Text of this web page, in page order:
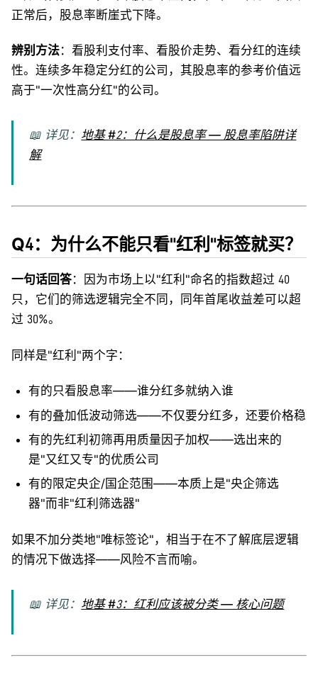
正常后，股息率断崖式下降。
辨别方法：看股利支付率、看股价走势、看分红的连续
性。连续多年稳定分红的公司，其股息率的参考价值远
高于"一次性高分红"的公司。
📖 详见： 地基 #2：什么是股息率 — 股息率陷阱详
解
Q4：为什么不能只看"红利"标签就买？
一句话回答：因为市场上以"红利"命名的指数超过 40
只，它们的筛选逻辑完全不同，同年首尾收益差可以超
过 30%。
同样是"红利"两个字：
有的只看股息率——谁分红多就纳入谁
有的叠加低波动筛选——不仅要分红多，还要价格稳
有的先红利初筛再用质量因子加权——选出来的
是"又红又专"的优质公司
有的限定央企/国企范围——本质上是"央企筛选
器"而非"红利筛选器"
如果不加分类地"唯标签论"，相当于在不了解底层逻辑
的情况下做选择——风险不言而喻。
📖 详见： 地基 #3：红利应该被分类 — 核心问题